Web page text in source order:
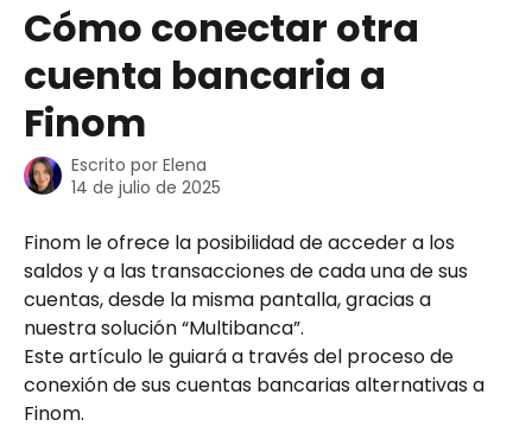
Cómo conectar otra
cuenta bancaria a
Finom
Escrito por Elena
14 de julio de 2025
Finom le ofrece la posibilidad de acceder a los
saldos y a las transacciones de cada una de sus
cuentas, desde la misma pantalla, gracias a
nuestra solución “Multibanca”.
Este artículo le guiará a través del proceso de
conexión de sus cuentas bancarias alternativas a
Finom.